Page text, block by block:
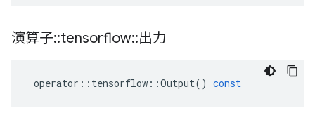
演算子::tensorflow::出力
operator :: tensorflow ::Output() const